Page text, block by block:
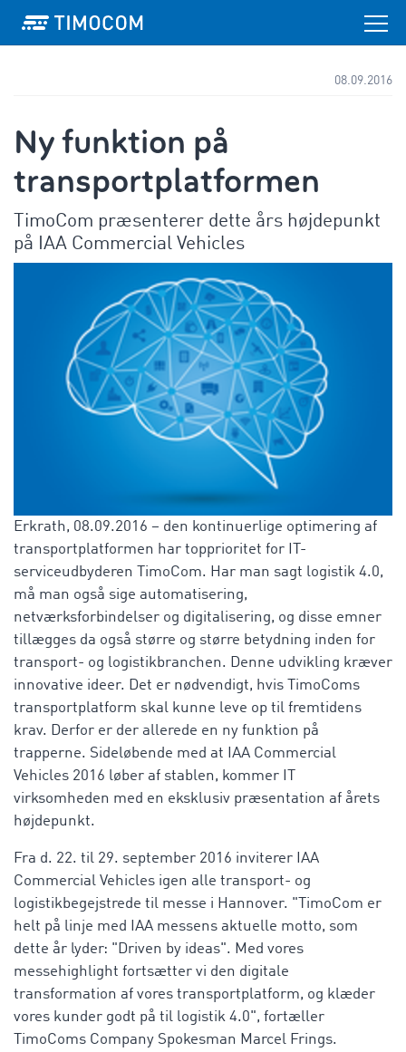
08.09.2016
Ny funktion på
transportplatformen
TimoCom præsenterer dette års højdepunkt
på IAA Commercial Vehicles
Erkrath, 08.09.2016 – den kontinuerlige optimering af
transportplatformen har topprioritet for IT-
serviceudbyderen TimoCom. Har man sagt logistik 4.0,
må man også sige automatisering,
netværksforbindelser og digitalisering, og disse emner
tillægges da også større og større betydning inden for
transport- og logistikbranchen. Denne udvikling kræver
innovative ideer. Det er nødvendigt, hvis TimoComs
transportplatform skal kunne leve op til fremtidens
krav. Derfor er der allerede en ny funktion på
trapperne. Sideløbende med at IAA Commercial
Vehicles 2016 løber af stablen, kommer IT
virksomheden med en eksklusiv præsentation af årets
højdepunkt.
Fra d. 22. til 29. september 2016 inviterer IAA
Commercial Vehicles igen alle transport- og
logistikbegejstrede til messe i Hannover. "TimoCom er
helt på linje med IAA messens aktuelle motto, som
dette år lyder: "Driven by ideas". Med vores
messehighlight fortsætter vi den digitale
transformation af vores transportplatform, og klæder
vores kunder godt på til logistik 4.0", fortæller
TimoComs Company Spokesman Marcel Frings.